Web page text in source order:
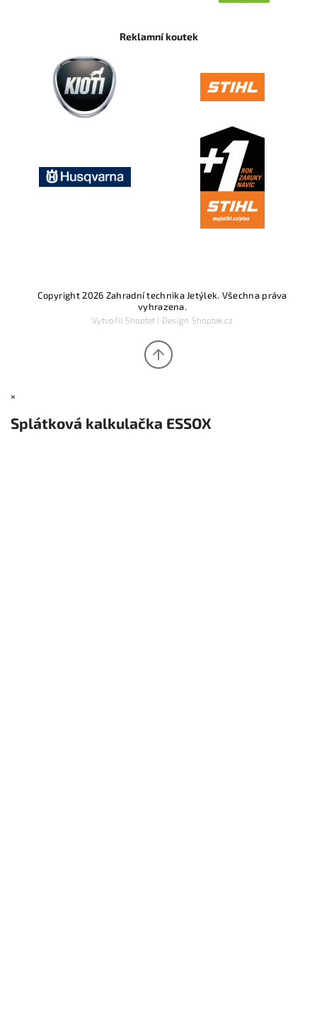
Reklamní koutek
Copyright 2026 Zahradní technika Jetýlek. Všechna práva
vyhrazena.
Vytvořil Shoptet| Design Shoptak.cz
×
Splátková kalkulačka ESSOX